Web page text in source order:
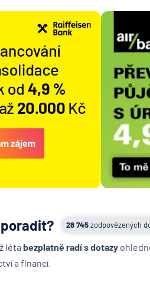
28 745zodpovězených
léta bezplatně radí s dotazy
a financí.